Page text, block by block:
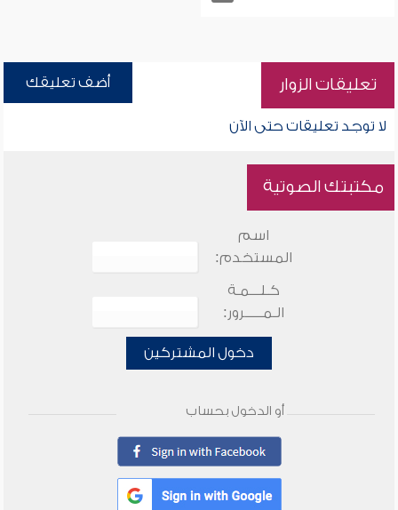
تعليقات الزوار أضف تعليقك
لا توجد تعليقات حتى الآن
مكتبتك الصوتية
اسم
المستخدم:
كـلـــمـة
الـمـــــرور:
دخول المشتركين
أو الدخول بحساب